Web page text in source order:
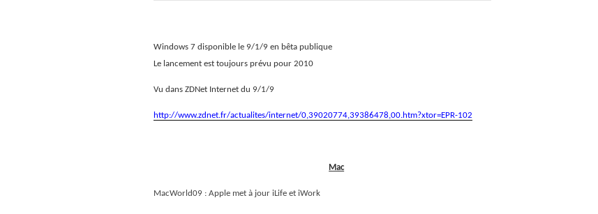
Windows 7 disponible le 9/1/9 en bêta publique
Le lancement est toujours prévu pour 2010
Vu dans ZDNet Internet du 9/1/9
http://www.zdnet.fr/actualites/internet/0,39020774,39386478,00.htm?xtor=EPR-102
Mac
MacWorld09 : Apple met à jour iLife et iWork